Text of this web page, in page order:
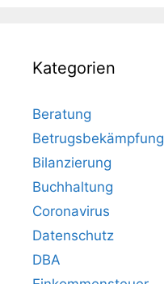
Kategorien
Beratung
Betrugsbekämpfung
Bilanzierung
Buchhaltung
Coronavirus
Datenschutz
DBA